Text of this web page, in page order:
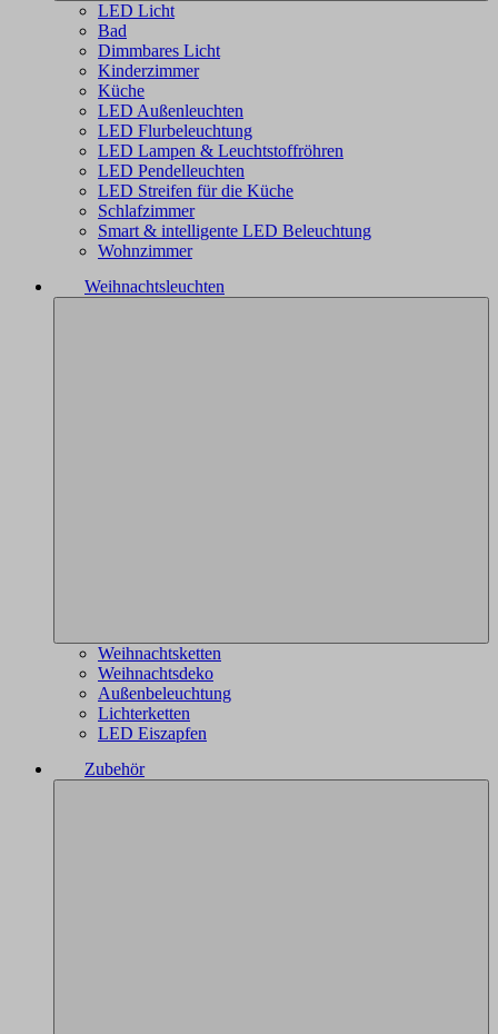
LED Licht
Bad
Dimmbares Licht
Kinderzimmer
Küche
LED Außenleuchten
LED Flurbeleuchtung
LED Lampen & Leuchtstoffröhren
LED Pendelleuchten
LED Streifen für die Küche
Schlafzimmer
Smart & intelligente LED Beleuchtung
Wohnzimmer
Weihnachtsleuchten
Weihnachtsketten
Weihnachtsdeko
Außenbeleuchtung
Lichterketten
LED Eiszapfen
Zubehör